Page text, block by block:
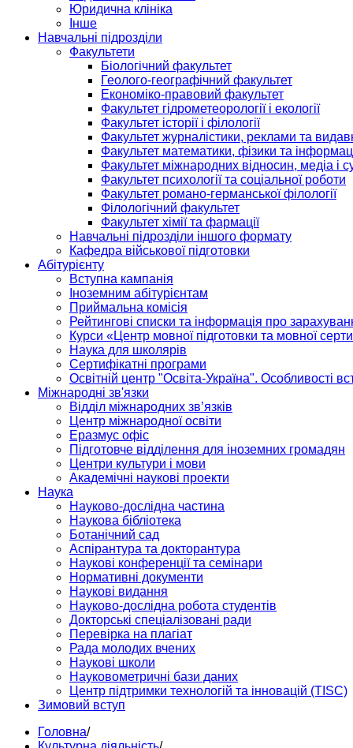
Юридична клініка
Інше
Навчальні підрозділи
Факультети
Біологічний факультет
Геолого-географічний факультет
Економіко-правовий факультет
Факультет гідрометеорології і екології
Факультет історії і філології
Факультет журналістики, реклами та
Факультет математики, фізики та
Факультет міжнародних відносин, медіа і
Факультет психології та соціальної роботи
Факультет романо-германської філології
Філологічний факультет
Факультет хімії та фармації
Навчальні підрозділи іншого формату
Кафедра військової підготовки
Абітурієнту
Вступна кампанія
Іноземним абітурієнтам
Приймальна комісія
Рейтингові списки та інформація про
Курси «Центр мовної підготовки та мовної
Наука для школярів
Сертифікатні програми
Освітній центр "Освіта-Україна". Особливості
Міжнародні зв'язки
Відділ міжнародних зв’язків
Центр міжнародної освіти
Еразмус офіс
Підготовче відділення для іноземних громадян
Центри культури і мови
Академічні наукові проекти
Наука
Науково-дослідна частина
Наукова бібліотека
Ботанічний сад
Аспірантура та докторантура
Наукові конференції та семінари
Нормативні документи
Наукові видання
Науково-дослідна робота студентів
Докторські спеціалізовані ради
Перевірка на плагіат
Рада молодих вчених
Наукові школи
Науковометричні бази даних
Центр підтримки технологій та інновацій (TISC)
Зимовий вступ
Головна/